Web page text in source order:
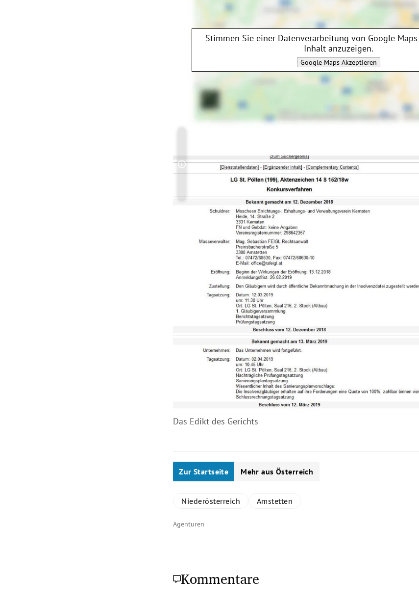
Stimmen Sie einer Datenverarbeitung von Google Maps
Inhalt anzuzeigen.
Google MapsAkzeptieren
Copyright-Hinweis öffnen/schließen
Das Edikt des Gerichts
Zur Startseite Mehr aus Österreich
Niederösterreich Amstetten
Agenturen
Kommentare